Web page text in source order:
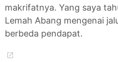
makrifatnya. Yang saya
Lemah Abang mengenai
berbeda pendapat.